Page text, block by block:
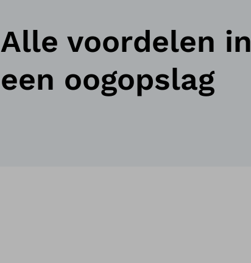
Alle voordelen in
een oogopslag